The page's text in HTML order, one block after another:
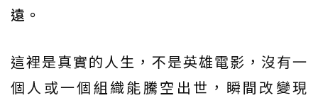
遠。
這裡是真實的人生，不是英雄電影，沒有一
個人或一個組織能騰空出世，瞬間改變現